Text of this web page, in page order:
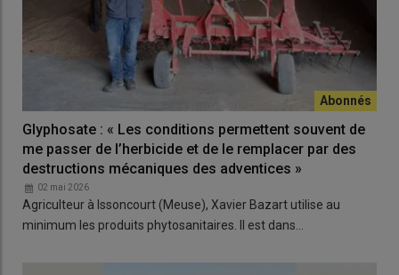
Glyphosate : « Les conditions permettent souvent de
me passer de l’herbicide et de le remplacer par des
destructions mécaniques des adventices »
02 mai 2026
Agriculteur à Issoncourt (Meuse), Xavier Bazart utilise au
minimum les produits phytosanitaires. Il est dans…